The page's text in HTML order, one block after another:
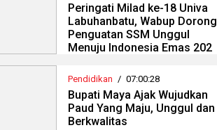
Peringati Milad ke-18 Univa
Labuhanbatu, Wabup Dorong
Penguatan SSM Unggul
Menuju Indonesia Emas 202
Pendidikan / 07:00:28
Bupati Maya Ajak Wujudkan
Paud Yang Maju, Unggul dan
Berkwalitas